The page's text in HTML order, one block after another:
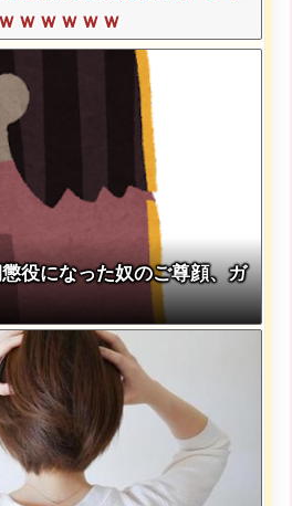
ｗｗｗｗｗ
役になった奴のご尊顔、ガ